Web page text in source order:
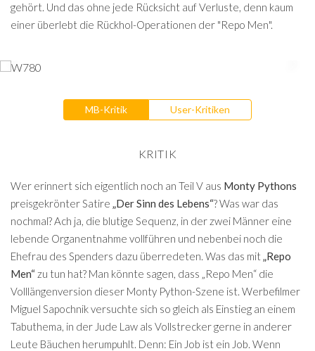
gehört. Und das ohne jede Rücksicht auf Verluste, denn kaum
einer überlebt die Rückhol-Operationen der "Repo Men".
MB-Kritik User-Kritiken
KRITIK
Wer erinnert sich eigentlich noch an Teil V aus Monty Pythons
preisgekrönter Satire „Der Sinn des Lebens“? Was war das
nochmal? Ach ja, die blutige Sequenz, in der zwei Männer eine
lebende Organentnahme vollführen und nebenbei noch die
Ehefrau des Spenders dazu überredeten. Was das mit „Repo
Men“zu tun hat? Man könnte sagen, dass „Repo Men“ die
Volllängenversion dieser Monty Python-Szene ist. Werbefilmer
Miguel Sapochnik versuchte sich so gleich als Einstieg an einem
Tabuthema, in der Jude Law als Vollstrecker gerne in anderer
Leute Bäuchen herumpuhlt. Denn: Ein Job ist ein Job. Wenn